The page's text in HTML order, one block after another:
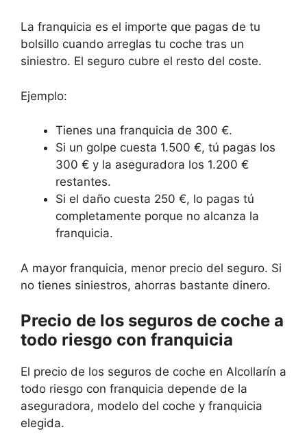
La franquicia es el importe que pagas de tu
bolsillo cuando arreglas tu coche tras un
siniestro. El seguro cubre el resto del coste.
Ejemplo:
Tienes una franquicia de 300 €.
Si un golpe cuesta 1.500 €, tú pagas los
300 € y la aseguradora los 1.200 €
restantes.
Si el daño cuesta 250 €, lo pagas tú
completamente porque no alcanza la
franquicia.
A mayor franquicia, menor precio del seguro. Si
no tienes siniestros, ahorras bastante dinero.
Precio de los seguros de coche a
todo riesgo con franquicia
El precio de los seguros de coche en Alcollarín a
todo riesgo con franquicia depende de la
aseguradora, modelo del coche y franquicia
elegida.